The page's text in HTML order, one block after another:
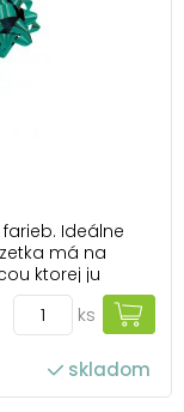
Ideálne
má na
ktorej ju
Priemer: 30 mm
zelená,
...
ks
skladom